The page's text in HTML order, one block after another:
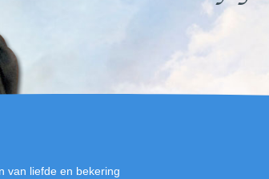
van liefde en bekering